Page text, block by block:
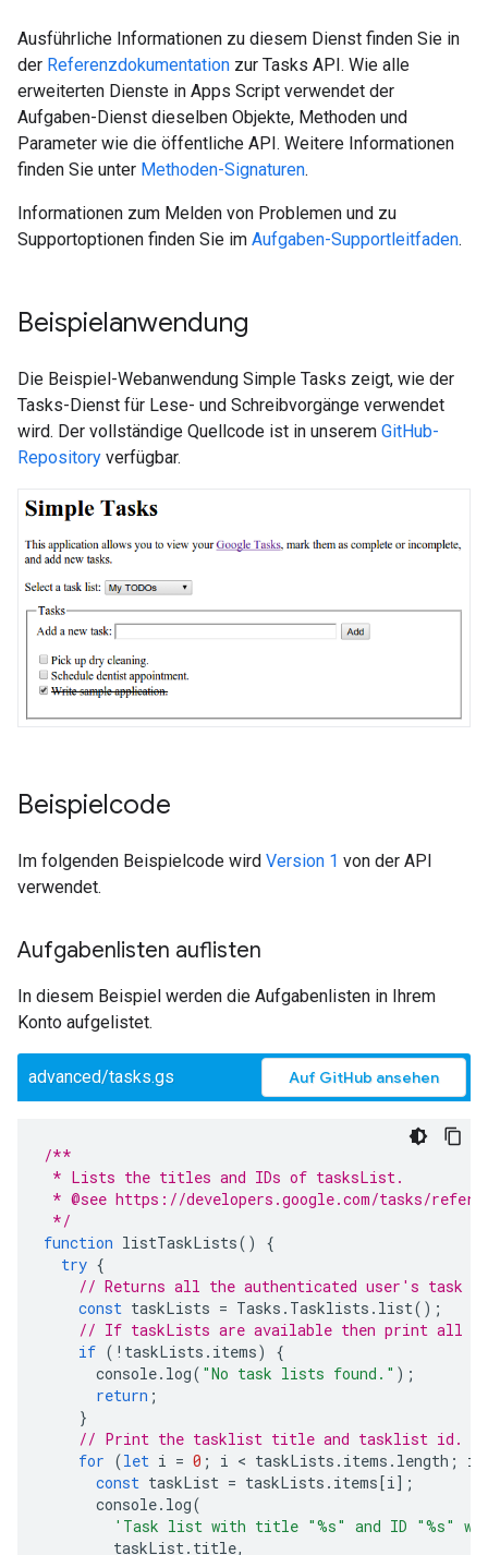
Ausführliche Informationen zu diesem Dienst finden Sie in
der Referenzdokumentation zur Tasks API. Wie alle
erweiterten Dienste in Apps Script verwendet der
Aufgaben-Dienst dieselben Objekte, Methoden und
Parameter wie die öffentliche API. Weitere Informationen
finden Sie unter Methoden-Signaturen.
Informationen zum Melden von Problemen und zu
Supportoptionen finden Sie im Aufgaben-Supportleitfaden.
Beispielanwendung
Die Beispiel-Webanwendung Simple Tasks zeigt, wie der
Tasks-Dienst für Lese- und Schreibvorgänge verwendet
wird. Der vollständige Quellcode ist in unserem GitHub-
Repository verfügbar.
Beispielcode
Im folgenden Beispielcode wird Version 1 von der API
verwendet.
Aufgabenlisten auflisten
In diesem Beispiel werden die Aufgabenlisten in Ihrem
Konto aufgelistet.
advanced/tasks.gs Auf GitHub ansehen
/**
* Lists the titles and IDs of tasksList.
* @see https://developers.google.com/tasks/
*/
function listTaskLists()
{
try {
// Returns all the authenticated user's task
const taskLists = Tasks . Tasklists . list();
// If taskLists are available then print all
if ( ! taskLists . items)
{
console. log( "No task lists found." );
return ;
}
// Print the tasklist title and tasklist id.
for (let i = 0 ; i < taskLists . items . length ; i
const taskList = taskLists . items[i ];
console. log(
'Task list with title "%s" and ID "%s"
taskList . title,